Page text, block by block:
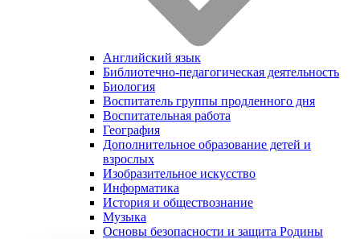
Английский язык
Библиотечно-педагогическая деятельность
Биология
Воспитатель группы продленного дня
Воспитательная работа
География
Дополнительное образование детей и
взрослых
Изобразительное искусство
Информатика
История и обществознание
Музыка
Основы безопасности и защита Родины